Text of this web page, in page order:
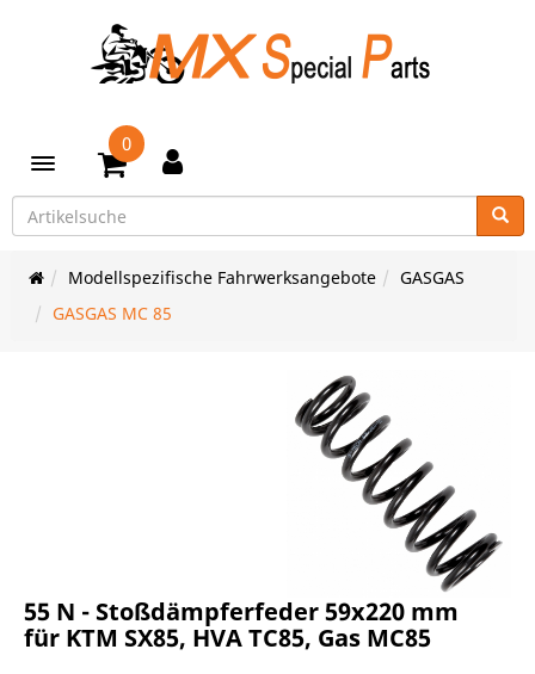
Toggle navigation
0
Modellspezifische Fahrwerksangebote
GASGAS
GASGAS MC 85
55 N - Stoßdämpferfeder 59x220 mm
für KTM SX85, HVA TC85, Gas MC85